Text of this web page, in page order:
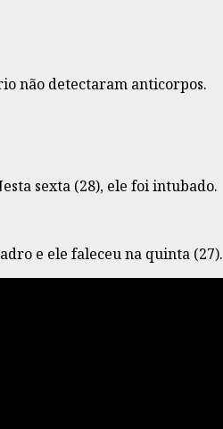
não detectaram anticorpos.
sexta (28), ele foi intubado.
e ele faleceu na quinta (27).